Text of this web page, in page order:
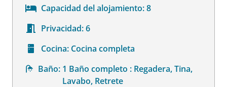
Capacidad del alojamiento:8
Privacidad:6
Cocina: Cocina completa
Baño: 1 Baño completo : Regadera, Tina,
Lavabo, Retrete